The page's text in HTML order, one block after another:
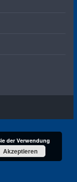
der Verwendung
Akzeptieren